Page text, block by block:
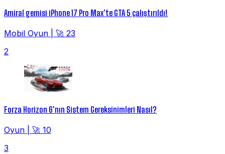
Amiral gemisi iPhone 17 Pro Max'te GTA 5 çalıştırıldı!
Mobil Oyun
🚀 23
2
Forza Horizon 6'nın Sistem Gereksinimleri Nasıl?
Oyun
🚀 10
3